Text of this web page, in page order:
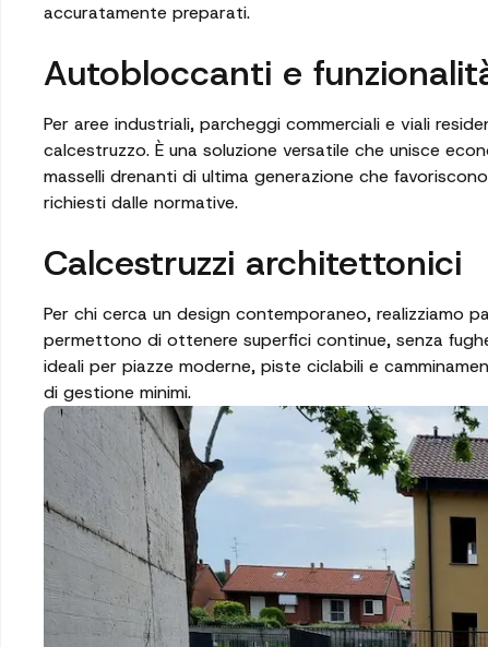
accuratamente preparati.
Autobloccanti e
Per aree industriali, parcheggi commerciali e viali
calcestruzzo. È una soluzione versatile che unisce
masselli drenanti di ultima generazione che
richiesti dalle normative.
Calcestruzzi architettonici
Per chi cerca un design contemporaneo, realizziamo
permettono di ottenere superfici continue, senza
ideali per piazze moderne, piste ciclabili e
di gestione minimi.